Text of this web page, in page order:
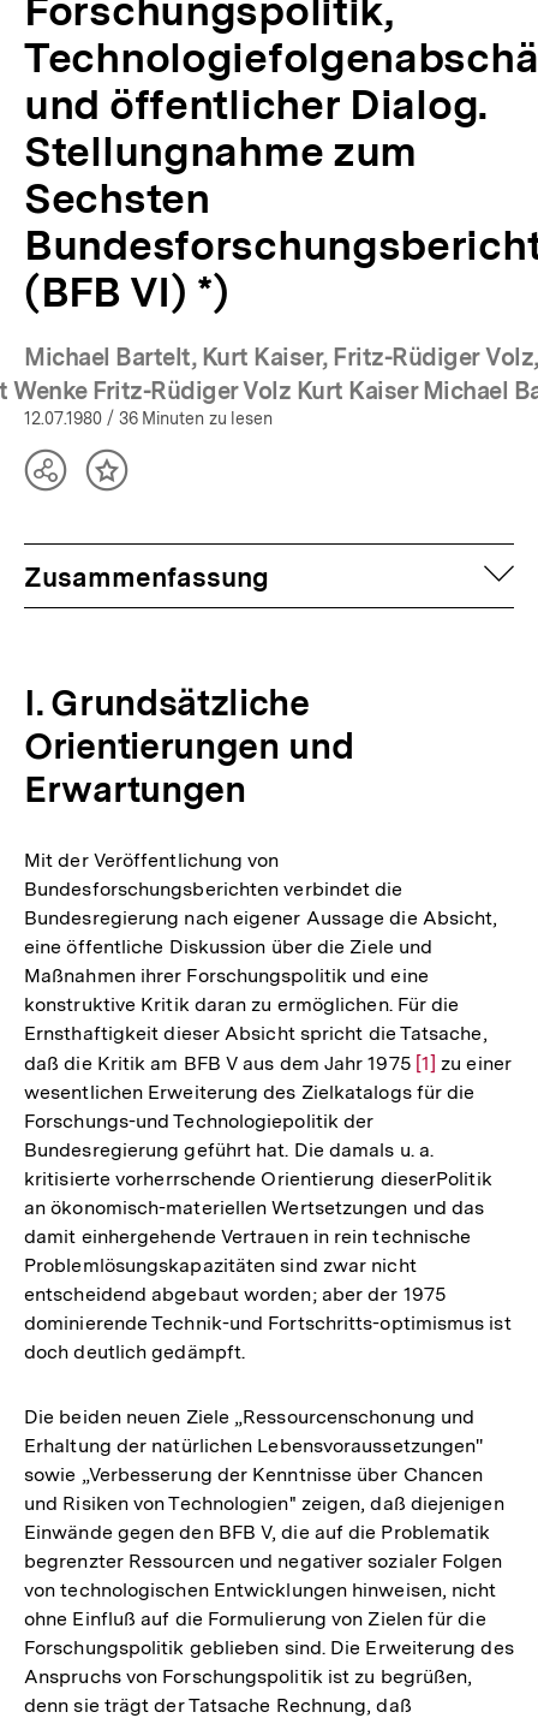
Forschungspolitik,
und öffentlicher Dialog.
Stellungnahme zum
Sechsten
(BFB VI) *)
Michael Bartelt, Kurt Kaiser, Fritz-Rüdiger
Wenke Fritz-Rüdiger Volz Kurt Kaiser Michael
12.07.1980 / 36 Minuten zu lesen
TeilenInhalt
Zusammenfassung
I. Grundsätzliche
Orientierungen und
Erwartungen
Mit der Veröffentlichung von
Bundesforschungsberichten verbindet die
Bundesregierung nach eigener Aussage die Absicht,
eine öffentliche Diskussion über die Ziele und
Maßnahmen ihrer Forschungspolitik und eine
konstruktive Kritik daran zu ermöglichen. Für die
Ernsthaftigkeit dieser Absicht spricht die Tatsache,
daß die Kritik am BFB V aus dem Jahr 1975 Zur
Auflösung
Fußnote
[1] zu einer
wesentlichen Erweiterung des Zielkatalogs für die
Forschungs-und Technologiepolitik der
Bundesregierung geführt hat. Die damals u. a.
kritisierte vorherrschende Orientierung dieserPolitik
an ökonomisch-materiellen Wertsetzungen und das
damit einhergehende Vertrauen in rein technische
Problemlösungskapazitäten sind zwar nicht
entscheidend abgebaut worden; aber der 1975
dominierende Technik-und Fortschritts-optimismus ist
doch deutlich gedämpft.
Die beiden neuen Ziele „Ressourcenschonung und
Erhaltung der natürlichen Lebensvoraussetzungen''
sowie „Verbesserung der Kenntnisse über Chancen
und Risiken von Technologien" zeigen, daß diejenigen
Einwände gegen den BFB V, die auf die Problematik
begrenzter Ressourcen und negativer sozialer Folgen
von technologischen Entwicklungen hinweisen, nicht
ohne Einfluß auf die Formulierung von Zielen für die
Forschungspolitik geblieben sind. Die Erweiterung des
Anspruchs von Forschungspolitik ist zu begrüßen,
denn sie trägt der Tatsache Rechnung, daß